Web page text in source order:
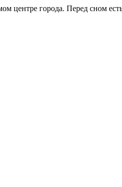
центре города. Перед сном